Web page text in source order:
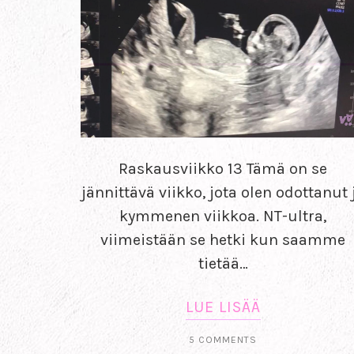
Raskausviikko 13 Tämä on se
jännittävä viikko, jota olen odottanut
kymmenen viikkoa. NT-ultra,
viimeistään se hetki kun saamme
tietää…
LUE LISÄÄ
5 COMMENTS